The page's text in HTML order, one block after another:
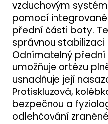
vzduchovým
pomocí
přední části boty.
správnou stabilizaci
Odnímatelný
umožňuje ortézu
usnadňuje její
Protiskluzová,
bezpečnou a
odlehčování